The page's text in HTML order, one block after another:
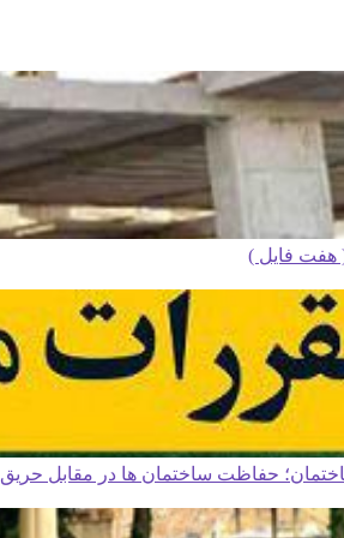
هفت فایل )
حفاظت ساختمان ها در مقابل حریق